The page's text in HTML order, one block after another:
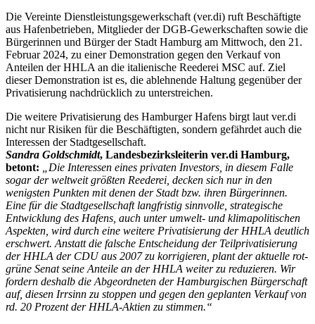
Die Vereinte Dienstleistungsgewerkschaft (ver.di) ruft Beschäftigte
aus Hafenbetrieben, Mitglieder der DGB-Gewerkschaften sowie die
Bürgerinnen und Bürger der Stadt Hamburg am Mittwoch, den 21.
Februar 2024, zu einer Demonstration gegen den Verkauf von
Anteilen der HHLA an die italienische Reederei MSC auf. Ziel
dieser Demonstration ist es, die ablehnende Haltung gegenüber der
Privatisierung nachdrücklich zu unterstreichen.
Die weitere Privatisierung des Hamburger Hafens birgt laut ver.di
nicht nur Risiken für die Beschäftigten, sondern gefährdet auch die
Interessen der Stadtgesellschaft.
Sandra Goldschmidt, Landesbezirksleiterin ver.di Hamburg,
betont:
„Die Interessen eines privaten Investors, in diesem Falle
sogar der weltweit größten Reederei, decken sich nur in den
wenigsten Punkten mit denen der Stadt bzw. ihren Bürgerinnen.
Eine für die Stadtgesellschaft langfristig sinnvolle, strategische
Entwicklung des Hafens, auch unter umwelt- und klimapolitischen
Aspekten, wird durch eine weitere Privatisierung der HHLA deutlich
erschwert. Anstatt die falsche Entscheidung der Teilprivatisierung
der HHLA der CDU aus 2007 zu korrigieren, plant der aktuelle rot-
grüne Senat seine Anteile an der HHLA weiter zu reduzieren. Wir
fordern deshalb die Abgeordneten der Hamburgischen Bürgerschaft
auf, diesen Irrsinn zu stoppen und gegen den geplanten Verkauf von
rd. 20 Prozent der HHLA-Aktien zu stimmen.“